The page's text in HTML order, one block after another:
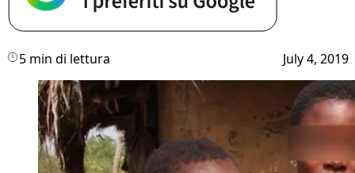
5 min di lettura July 4, 2019